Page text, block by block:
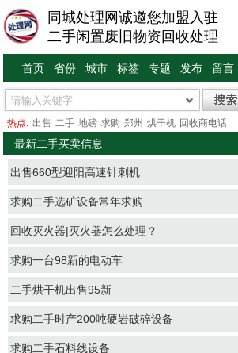
同城处理网诚邀您加盟入驻
二手闲置废旧物资回收处理
首页 省份 城市 标签 专题 发布 留言
热点: 出售 二手 地磅 求购 郑州 烘干机 回收商电话
最新二手买卖信息
出售660型迎阳高速针刺机
求购二手选矿设备常年求购
回收灭火器|灭火器怎么处理？
求购一台98新的电动车
二手烘干机出售95新
求购二手时产200吨硬岩破碎设备
求购二手石料线设备